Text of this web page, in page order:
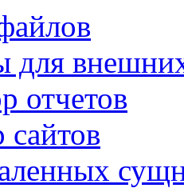
для
отчетов
сайтов